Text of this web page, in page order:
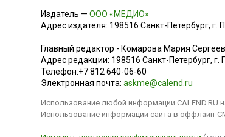
Панама
Перу
Португалия
Румыния
Саудовская Аравия
Издатель —ООО «МЕДИО»
Адрес издателя: 198516 Санкт-Петербург, г.
Главный редактор - Комарова Мария
Адрес редакции: 198516 Санкт-Петербург, г.
Телефон:+7 812 640-06-60
Электронная почта:askme@calend.ru
Использование любой информации CALEND.RU
Использование информации сайта в оффлайн-